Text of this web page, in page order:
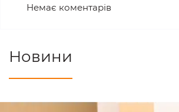
Немає коментарів
Новини